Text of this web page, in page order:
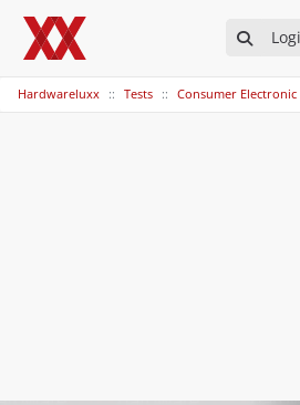
Hardwareluxx Tests Consumer Electronic